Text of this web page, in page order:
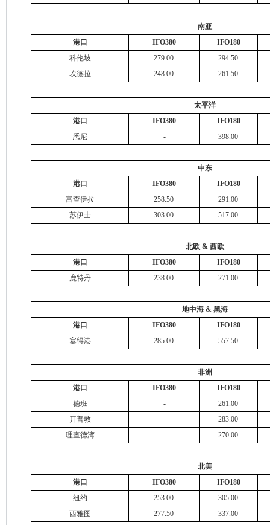
南亚
港口
IFO380
IFO180
科伦坡
279.00
294.50
坎德拉
248.00 261.50
太平洋
港口
IFO380
IFO180
悉尼
- 398.00
中东
港口
IFO380
IFO180
富查伊拉
258.50
291.00
苏伊士
303.00 517.00
北欧 & 西欧
港口
IFO380
IFO180
鹿特丹
238.00 271.00
地中海 & 黑海
港口
IFO380
IFO180
塞得港
285.00 557.50
非洲
港口
IFO380
IFO180
德班
-
261.00
开普敦
-
283.00
理查德湾
- 270.00
北美
港口
IFO380
IFO180
纽约
253.00
305.00
西雅图
277.50 337.00